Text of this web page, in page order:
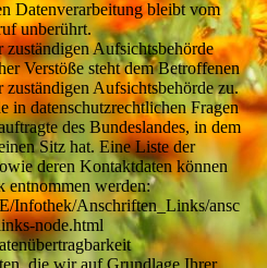
Datenverarbeitung bleibt vom
unberührt.
zuständigen Aufsichtsbehörde
Verstöße steht dem Betroffenen
Aufsichtsbehörde zu.
in datenschutzrechtlichen Fragen
des Bundeslandes, in dem
Sitz hat. Eine Liste der
deren Kontaktdaten können
entnommen werden:
Infothek/Anschriften_Links/ansc
node.html
die wir auf Grundlage Ihrer